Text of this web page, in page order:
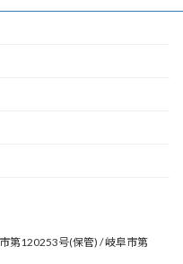
第120253号(保管) / 岐阜市第